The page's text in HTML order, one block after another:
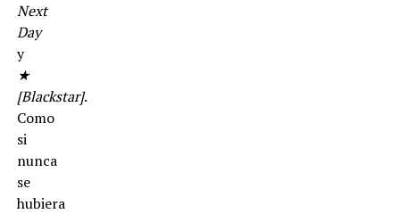
Next
Day
y
★
[Blackstar].
Como
si
nunca
se
hubiera